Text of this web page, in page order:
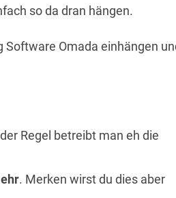
so da dran hängen.
Omada einhängen
Regel betreibt man eh die
. Merken wirst du dies aber